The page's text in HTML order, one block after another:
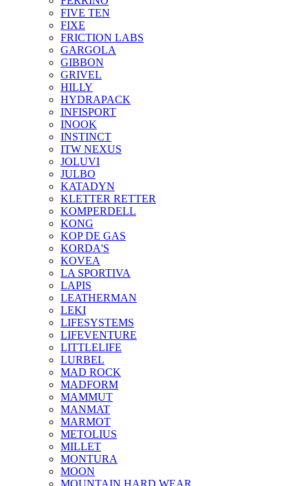
FIVE TEN
FIXE
FRICTION LABS
GARGOLA
GIBBON
GRIVEL
HILLY
HYDRAPACK
INFISPORT
INOOK
INSTINCT
ITW NEXUS
JOLUVI
JULBO
KATADYN
KLETTER RETTER
KOMPERDELL
KONG
KOP DE GAS
KORDA'S
KOVEA
LA SPORTIVA
LAPIS
LEATHERMAN
LEKI
LIFESYSTEMS
LIFEVENTURE
LITTLELIFE
LURBEL
MAD ROCK
MADFORM
MAMMUT
MANMAT
MARMOT
METOLIUS
MILLET
MONTURA
MOON
MOUNTAIN HARD WEAR